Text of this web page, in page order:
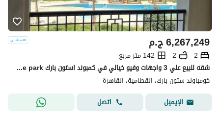
ج.م6,267,249
2
2
142 متر مربع
شقه للبيع علي 3 واجهات وفيو خيالي في كمبوند استون بارك stone park في التجمع الخامس
كومباوند ستون بارك، القطامية، القاهرة
الإيميل
اتصل